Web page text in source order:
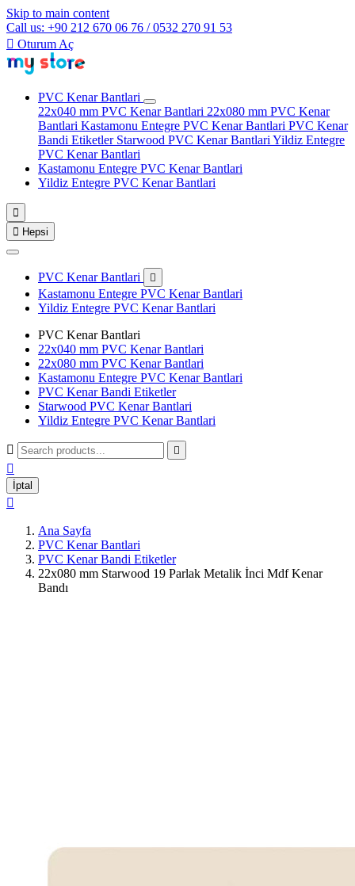
Skip to main content
Call us: +90 212 670 06 76 / 0532 270 91 53
 Oturum Aç
PVC Kenar Bantlari
22x040 mm PVC Kenar Bantlari 22x080 mm PVC Kenar
Bantlari Kastamonu Entegre PVC Kenar Bantlari PVC Kenar
Bandi Etiketler Starwood PVC Kenar Bantlari Yildiz Entegre
PVC Kenar Bantlari
Kastamonu Entegre PVC Kenar Bantlari
Yildiz Entegre PVC Kenar Bantlari

 Hepsi
PVC Kenar Bantlari 
Kastamonu Entegre PVC Kenar Bantlari
Yildiz Entegre PVC Kenar Bantlari
PVC Kenar Bantlari
22x040 mm PVC Kenar Bantlari
22x080 mm PVC Kenar Bantlari
Kastamonu Entegre PVC Kenar Bantlari
PVC Kenar Bandi Etiketler
Starwood PVC Kenar Bantlari
Yildiz Entegre PVC Kenar Bantlari
 

İptal

Ana Sayfa
PVC Kenar Bantlari
PVC Kenar Bandi Etiketler
22x080 mm Starwood 19 Parlak Metalik İnci Mdf Kenar
Bandı